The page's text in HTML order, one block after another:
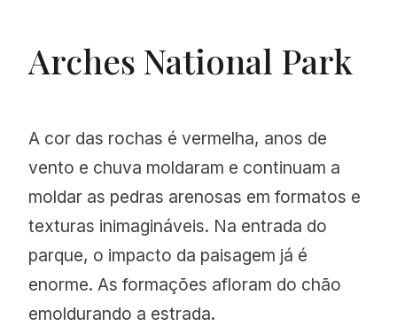
Arches National Park
A cor das rochas é vermelha, anos de
vento e chuva moldaram e continuam a
moldar as pedras arenosas em formatos e
texturas inimagináveis. Na entrada do
parque, o impacto da paisagem já é
enorme. As formações afloram do chão
emoldurando a estrada.